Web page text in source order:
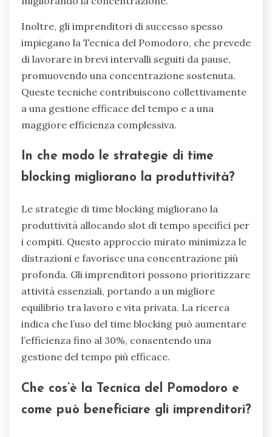
Inoltre, gli imprenditori di successo spesso
impiegano la Tecnica del Pomodoro, che prevede
di lavorare in brevi intervalli seguiti da pause,
promuovendo una concentrazione sostenuta.
Queste tecniche contribuiscono collettivamente
a una gestione efficace del tempo e a una
maggiore efficienza complessiva.
In che modo le strategie di time
blocking migliorano la produttività?
Le strategie di time blocking migliorano la
produttività allocando slot di tempo specifici per
i compiti. Questo approccio mirato minimizza le
distrazioni e favorisce una concentrazione più
profonda. Gli imprenditori possono prioritizzare
attività essenziali, portando a un migliore
equilibrio tra lavoro e vita privata. La ricerca
indica che l’uso del time blocking può aumentare
l’efficienza fino al 30%, consentendo una
gestione del tempo più efficace.
Che cos’è la Tecnica del Pomodoro e
come può beneficiare gli imprenditori?